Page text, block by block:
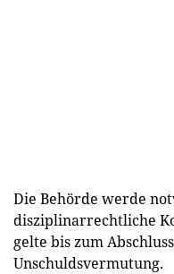
Die Behörde werde
disziplinarrechtliche
gelte bis zum
Unschuldsvermutung.